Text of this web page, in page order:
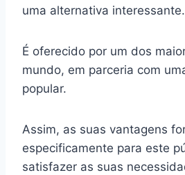
uma alternativa interessante.
É oferecido por um dos
mundo, em parceria com
popular.
Assim, as suas vantagens
especificamente para este
satisfazer as suas